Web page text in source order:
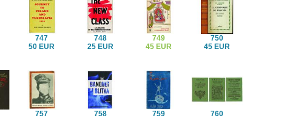
747
50 EUR
748
25 EUR
749
45 EUR
750
45 EUR
757
758
759
760